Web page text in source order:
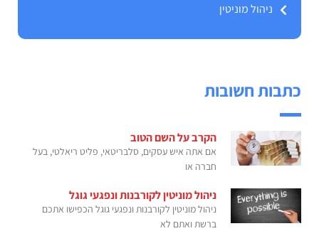
ניהול מוניטין
כתבות חשובות
הקרב על השם הטוב
אם אתה איש עסקים, סלבריטאי, פליט ריאלטי, בעל
חברה או
ניהול מוניטין לקורבנות ונפגעי גוגל
ניהול מוניטין לקורבנות ונפגעי גוגל הכפישו אתכם
ברשת ואתם לא